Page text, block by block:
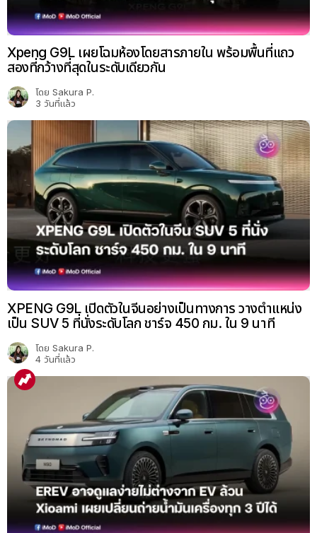
Xpeng G9L เผยโฉมห้องโดยสารภายใน พร้อมพื้นที่แถว
สองที่กว้างที่สุดในระดับเดียวกัน
โดย Sakura P.
3 วันที่แล้ว
XPENG G9L เปิดตัวในจีนอย่างเป็นทางการ วางตำแหน่ง
เป็น SUV 5 ที่นั่งระดับโลก ชาร์จ 450 กม. ใน 9 นาที
โดย Sakura P.
4 วันที่แล้ว